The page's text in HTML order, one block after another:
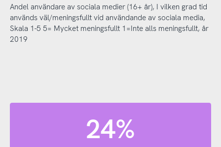
Andel användare av sociala medier (16+ år), I vilken grad tid
används väl/meningsfullt vid användande av sociala media,
Skala 1-5 5= Mycket meningsfullt 1=Inte alls meningsfullt, år
2019
24%